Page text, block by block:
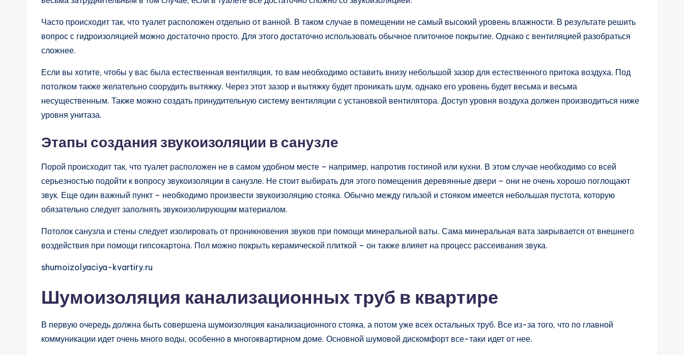
Часто происходит так, что туалет расположен отдельно от ванной. В таком случае в помещении не самый высокий уровень влажности. В результате решить
вопрос с гидроизоляцией можно достаточно просто. Для этого достаточно использовать обычное плиточное покрытие. Однако с вентиляцией разобраться
сложнее.
Если вы хотите, чтобы у вас была естественная вентиляция, то вам необходимо оставить внизу небольшой зазор для естественного притока воздуха. Под
потолком также желательно соорудить вытяжку. Через этот зазор и вытяжку будет проникать шум, однако его уровень будет весьма и весьма
несущественным. Также можно создать принудительную систему вентиляции с установкой вентилятора. Доступ уровня воздуха должен производиться ниже
уровня унитаза.
Этапы создания звукоизоляции в санузле
Порой происходит так, что туалет расположен не в самом удобном месте – например, напротив гостиной или кухни. В этом случае необходимо со всей
серьезностью подойти к вопросу звукоизоляции в санузле. Не стоит выбирать для этого помещения деревянные двери – они не очень хорошо поглощают
звук. Еще один важный пункт – необходимо произвести звукоизоляцию стояка. Обычно между гильзой и стояком имеется небольшая пустота, которую
обязательно следует заполнять звукоизолирующим материалом.
Потолок санузла и стены следует изолировать от проникновения звуков при помощи минеральной ваты. Сама минеральная вата закрывается от внешнего
воздействия при помощи гипсокартона. Пол можно покрыть керамической плиткой – он также влияет на процесс рассеивания звука.
shumoizolyaciya-kvartiry.ru
Шумоизоляция канализационных труб в квартире
В первую очередь должна быть совершена шумоизоляция канализационного стояка, а потом уже всех остальных труб. Все из-за того, что по главной
коммуникации идет очень много воды, особенно в многоквартирном доме. Основной шумовой дискомфорт все-таки идет от нее.